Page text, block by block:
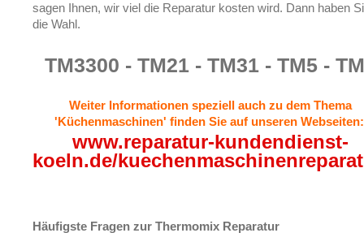
sagen Ihnen, wir viel die Reparatur kosten wird. Dann haben
die Wahl.
TM3300 - TM21 - TM31 - TM5 -
Weiter Informationen speziell auch zu dem Thema
'Küchenmaschinen' finden Sie auf unseren
www.reparatur-kundendienst-
koeln.de/
Häufigste Fragen zur Thermomix Reparatur